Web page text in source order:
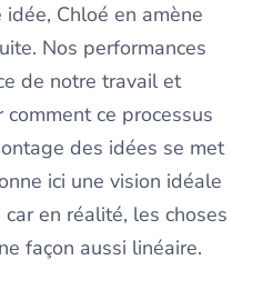
Chloé en amène
Nos performances
de notre travail et
ce processus
des idées se met
ici une vision idéale
en réalité, les choses
façon aussi linéaire.